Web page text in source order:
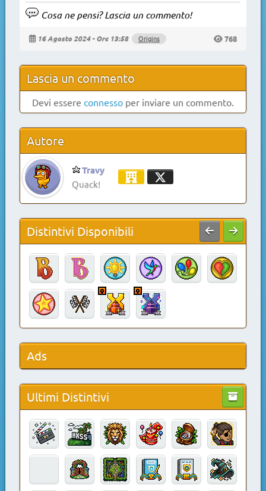
Cosa ne pensi? Lascia un commento!
16 Agosto 2024 - Ore 13:58 Origins 768
Lascia un commento
Devi essere connessoper inviare un commento.
Autore
Travy
Quack!
Distintivi Disponibili
Ads
Ultimi Distintivi